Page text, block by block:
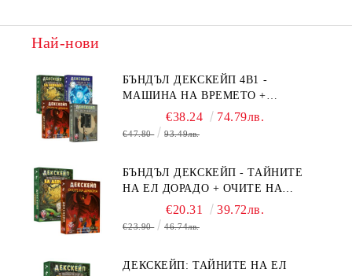
Най-нови
БЪНДЪЛ ДЕКСКЕЙП 4В1 -
МАШИНА НА ВРЕМЕТО +
БЯГСТВО ОТ АЛКАТРАЗ +
ТАЙНИТЕ НА ЕЛ ДОРАДО +
€38.24 74.79лв.
€47.80 93.49лв.
БЪНДЪЛ ДЕКСКЕЙП - ТАЙНИТЕ
НА ЕЛ ДОРАДО + ОЧИТЕ НА
ДРАКОНА€20.31 39.72лв.
€23.90 46.74лв.
ДЕКСКЕЙП: ТАЙНИТЕ НА ЕЛ